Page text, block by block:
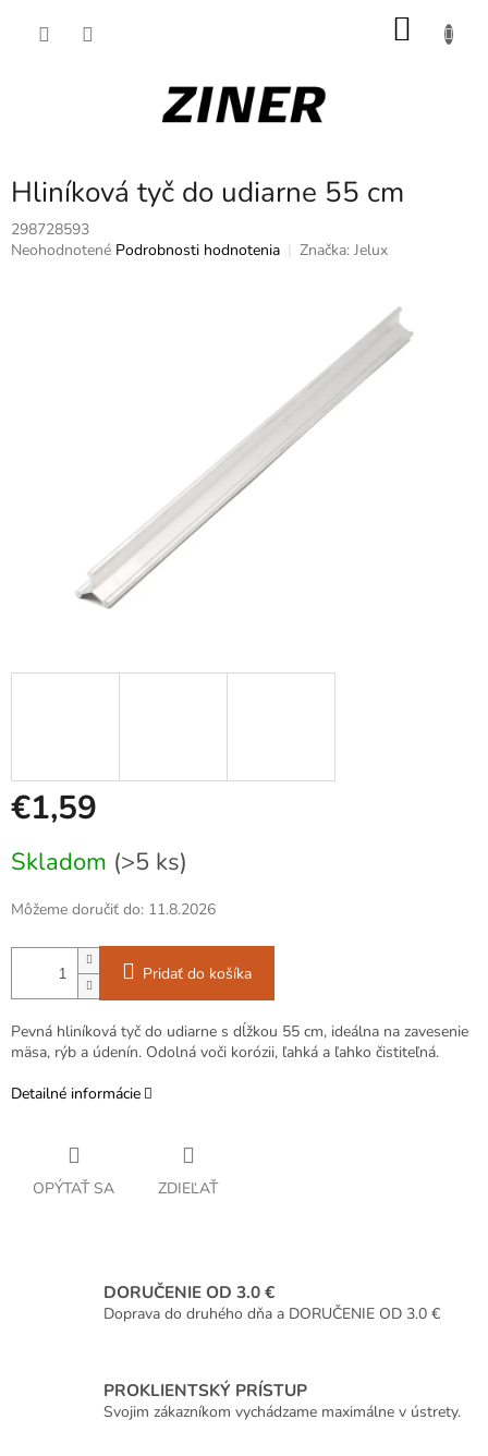
Hliníková tyč do udiarne 55 cm
298728593
Priemerné
Neohodnotené Podrobnosti hodnotenia Značka: Jelux
€1,59
cena:
Skladom (>5 ks)
Môžeme doručiť do: 11.8.2026
Pridať do košíka
Pevná hliníková tyč do udiarne s dĺžkou 55 cm, ideálna na zavesenie
mäsa, rýb a údenín. Odolná voči korózii, ľahká a ľahko čistiteľná.
Detailné informácie
OPÝTAŤ SA ZDIEĽAŤ
DORUČENIE OD 3.0 €
Doprava do druhého dňa a DORUČENIE OD 3.0 €
PROKLIENTSKÝ PRÍSTUP
Svojim zákazníkom vychádzame maximálne v ústrety.